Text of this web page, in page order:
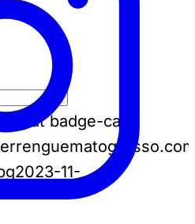
cat badge-cat--
2023-11-